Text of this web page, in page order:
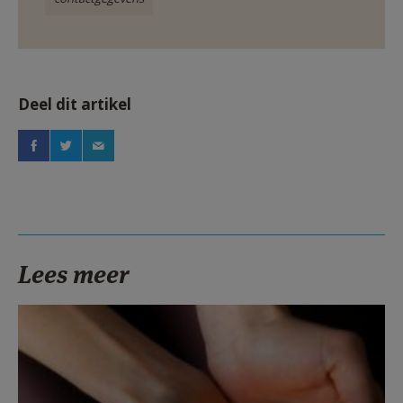
Deel dit artikel
Lees meer